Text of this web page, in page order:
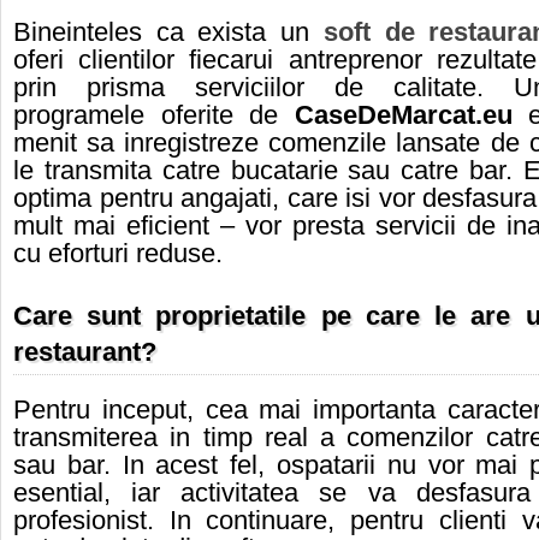
Bineinteles ca exista un soft de
oferi clientilor fiecarui antreprenor rezultate
prin prisma serviciilor de calitate.
programele oferite de CaseDeMarcat.eu
menit sa inregistreze comenzile lansate de
le transmita catre bucatarie sau catre bar.
optima pentru angajati, care isi vor
mult mai eficient – vor presta servicii de
cu eforturi reduse.
Care sunt proprietatile pe care le are
restaurant?
Pentru inceput, cea mai importanta
transmiterea in timp real a comenzilor
sau bar. In acest fel, ospatarii nu vor mai
esential, iar activitatea se va
profesionist. In continuare, pentru clienti